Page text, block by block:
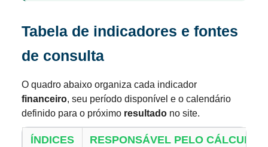
Tabela de indicadores e fontes
de consulta
O quadro abaixo organiza cada indicador
financeiro, seu período disponível e o calendário
definido para o próximo resultado no site.
ÍNDICES RESPONSÁVEL PELO CÁLCULO